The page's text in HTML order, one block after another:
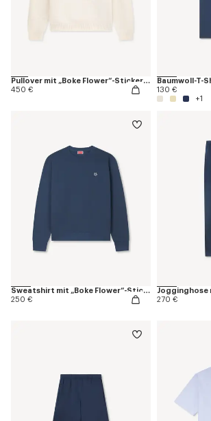
Pullover mit „Boke Flower“-Stickerei aus Wolle
450 €
130 €
+1
Sweatshirt mit „Boke Flower“-Stickerei aus Baumwolle
250 €
270 €